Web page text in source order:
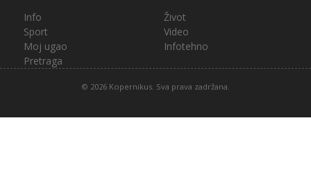
Info
Život
Sport
Video
Moj ugao
Infotehno
Pretraga
© 2026 Kopernikus. Sva prava zadržana.